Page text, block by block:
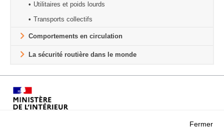
Utilitaires et poids lourds
Transports collectifs
Comportements en circulation
La sécurité routière dans le monde
Fermer